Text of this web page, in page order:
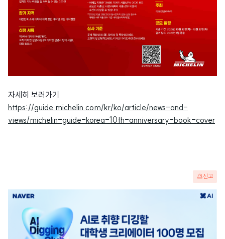
자세히 보러가기
https://guide.michelin.com/kr/ko/article/news-and-
views/michelin-guide-korea-10th-anniversary-book-cover
신고
광